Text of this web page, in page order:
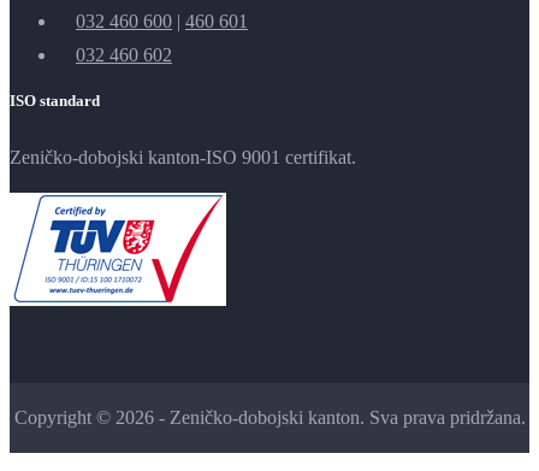
032 460 600 | 460 601
032 460 602
ISO standard
Zeničko-dobojski kanton-ISO 9001 certifikat.
Copyright © 2026 - Zeničko-dobojski kanton. Sva prava pridržana.